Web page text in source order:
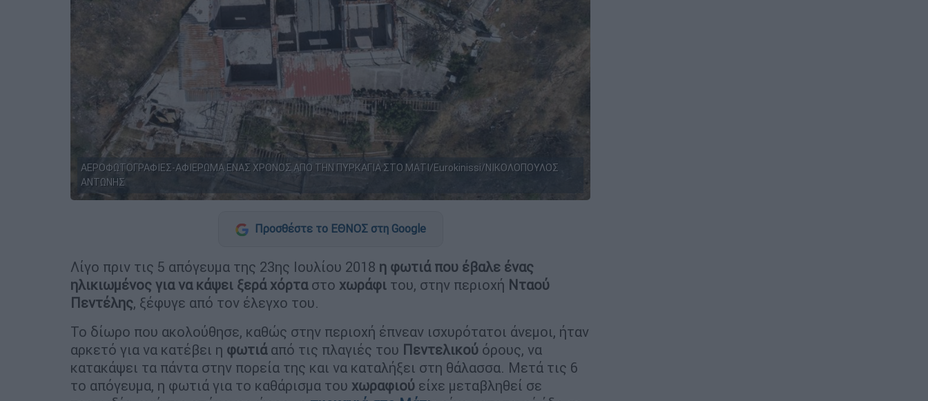
ΑΕΡΟΦΩΤΟΓΡΑΦΙΕΣ-ΑΦΙΕΡΩΜΑ ΕΝΑΣ ΧΡΟΝΟΣ ΑΠΟ ΤΗΝ ΠΥΡΚΑΓΙΑ ΣΤΟ ΜΑΤΙ/Eurokinissi/ΝΙΚΟΛΟΠΟΥΛΟΣ
ΑΝΤΩΝΗΣ
Προσθέστε το ΕΘΝΟΣ στη Google
Λίγο πριν τις 5 απόγευμα της 23ης Ιουλίου 2018 η φωτιά που έβαλε ένας
ηλικιωμένος για να κάψει ξερά χόρταστο χωράφι του, στην περιοχή Νταού
Πεντέλης, ξέφυγε από τον έλεγχο του.
Το δίωρο που ακολούθησε, καθώς στην περιοχή έπνεαν ισχυρότατοι άνεμοι, ήταν
αρκετό για να κατέβει η φωτιάαπό τις πλαγιές του Πεντελικού όρους, να
κατακάψει τα πάντα στην πορεία της και να καταλήξει στη θάλασσα. Μετά τις 6
το απόγευμα, η φωτιά για το καθάρισμα του χωραφιού είχε μεταβληθεί σε